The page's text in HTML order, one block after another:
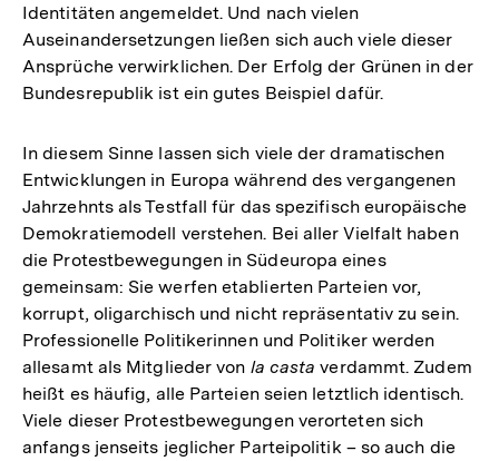
Identitäten angemeldet. Und nach vielen
Auseinandersetzungen ließen sich auch viele dieser
Ansprüche verwirklichen. Der Erfolg der Grünen in der
Bundesrepublik ist ein gutes Beispiel dafür.
In diesem Sinne lassen sich viele der dramatischen
Entwicklungen in Europa während des vergangenen
Jahrzehnts als Testfall für das spezifisch europäische
Demokratiemodell verstehen. Bei aller Vielfalt haben
die Protestbewegungen in Südeuropa eines
gemeinsam: Sie werfen etablierten Parteien vor,
korrupt, oligarchisch und nicht repräsentativ zu sein.
Professionelle Politikerinnen und Politiker werden
allesamt als Mitglieder von la casta verdammt. Zudem
heißt es häufig, alle Parteien seien letztlich identisch.
Viele dieser Protestbewegungen verorteten sich
anfangs jenseits jeglicher Parteipolitik – so auch die